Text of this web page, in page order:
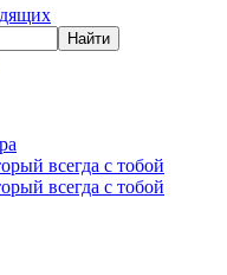
Найти
всегда с тобой
всегда с тобой